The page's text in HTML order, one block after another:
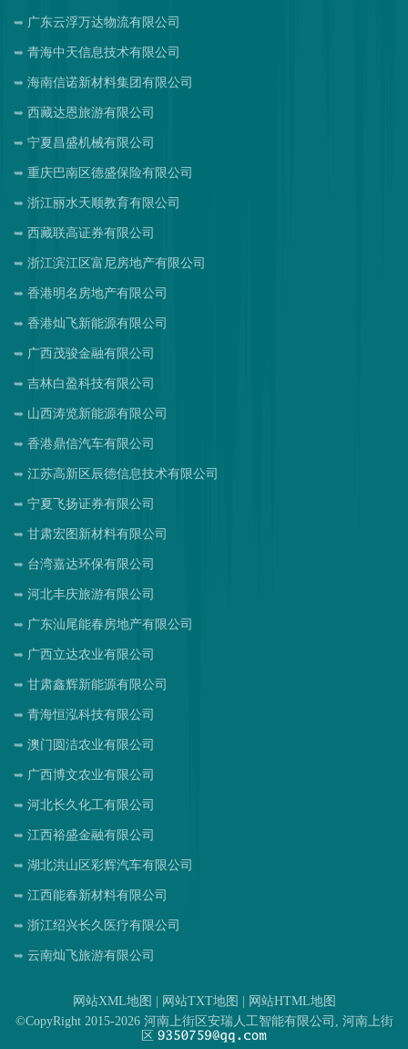
广东云浮万达物流有限公司
青海中天信息技术有限公司
海南信诺新材料集团有限公司
西藏达恩旅游有限公司
宁夏昌盛机械有限公司
重庆巴南区德盛保险有限公司
浙江丽水天顺教育有限公司
西藏联高证券有限公司
浙江滨江区富尼房地产有限公司
香港明名房地产有限公司
香港灿飞新能源有限公司
广西茂骏金融有限公司
吉林白盈科技有限公司
山西涛览新能源有限公司
香港鼎信汽车有限公司
江苏高新区辰德信息技术有限公司
宁夏飞扬证券有限公司
甘肃宏图新材料有限公司
台湾嘉达环保有限公司
河北丰庆旅游有限公司
广东汕尾能春房地产有限公司
广西立达农业有限公司
甘肃鑫辉新能源有限公司
青海恒泓科技有限公司
澳门圆洁农业有限公司
广西博文农业有限公司
河北长久化工有限公司
江西裕盛金融有限公司
湖北洪山区彩辉汽车有限公司
江西能春新材料有限公司
浙江绍兴长久医疗有限公司
云南灿飞旅游有限公司
网站XML地图 | 网站TXT地图 | 网站HTML地图
©CopyRight 2015-2026 河南上街区安瑞人工智能有限公司, 河南上街
区